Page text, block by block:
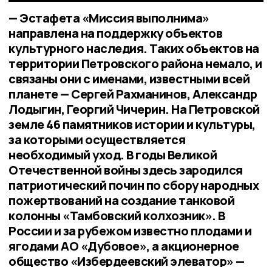
— Эстафета «Миссия выполнима»
направлена на поддержку объектов
культурного наследия. Таких объектов на
территории Петровского района немало, и
связаны они с именами, известными всей
планете — Сергей Рахманинов, Александр
Лодыгин, Георгий Чичерин. На Петровской
земле 46 памятников истории и культуры,
за которыми осуществляется
необходимый уход. В годы Великой
Отечественной войны здесь зародился
патриотический почин по сбору народных
пожертвований на создание танковой
колонны «Тамбовский колхозник». В
России и за рубежом известно плодами и
ягодами АО «Дубовое», а акционерное
общество «Избердеевский элеватор» —